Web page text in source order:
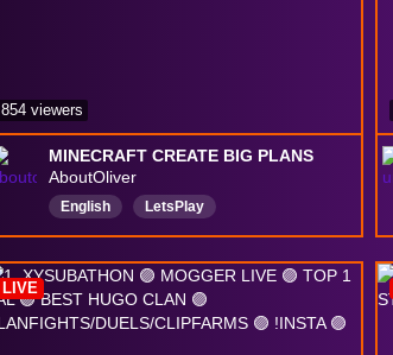
MINECRAFT CREATE BIG PLANS
AboutOliver
English
LetsPlay
BlindPlaythrough
Ⅿinecraft
CreateMod
854 viewers
LIVE